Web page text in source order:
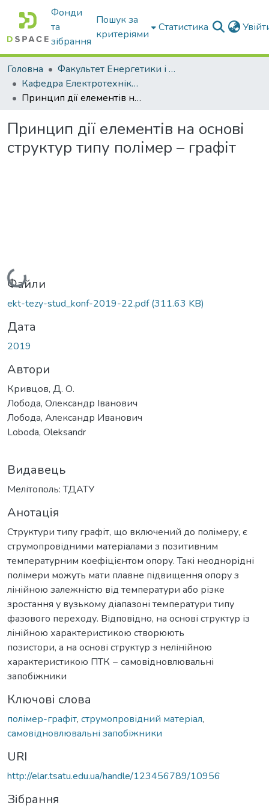
Фонди
та
зібрання
Пошук за
критеріями
Статистика
Головна
Факультет Енергетики і комп'ютерних технологій
Кафедра Електротехніки і електромеханіки ім. проф. В.В. Овчарова
Принцип дії елементів на основі структур типу полімер – графіт
Принцип дії елементів на основі
структур типу полімер – графіт
Вантажиться...
Файли
ekt-tezy-stud_konf-2019-22.pdf(311.63 KB)
Дата
2019
Автори
Кривцов, Д. О.
Лобода, Олександр Іванович
Лобода, Александр Иванович
Loboda, Oleksandr
Видавець
Мелітополь: ТДАТУ
Анотація
Структури типу графіт, що включений до полімеру, є
струмопровідними матеріалами з позитивним
температурним коефіцієнтом опору. Такі неоднорідні
полімери можуть мати плавне підвищення опору з
лінійною залежністю від температури або різке
зростання у вузькому діапазоні температури типу
фазового переходу. Відповідно, на основі структур із
лінійною характеристикою створюють
позистори, а на основі структур з нелінійною
характеристикою ПТК − самовідновлювальні
запобіжники
Ключові слова
полімер-графіт, струмопровідний матеріал,
самовідновлювальні запобіжники
URI
http://elar.tsatu.edu.ua/handle/123456789/10956
Зібрання